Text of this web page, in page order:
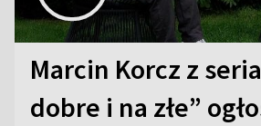
Marcin Korcz z
dobre i na złe”